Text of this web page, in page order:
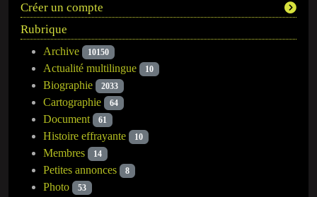
Créer un compte
Rubrique
Archive 10150
Actualité multilingue 10
Biographie 2033
Cartographie 64
Document 61
Histoire effrayante 10
Membres 14
Petites annonces 8
Photo 53